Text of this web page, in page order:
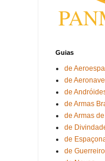
Guias
de
de
de
de Armas
de Armas
de
de
de